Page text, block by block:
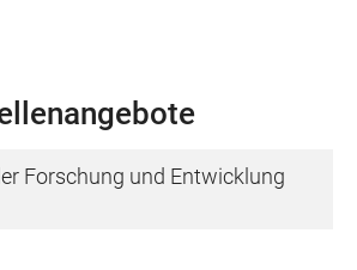
Forschung und Entwicklung